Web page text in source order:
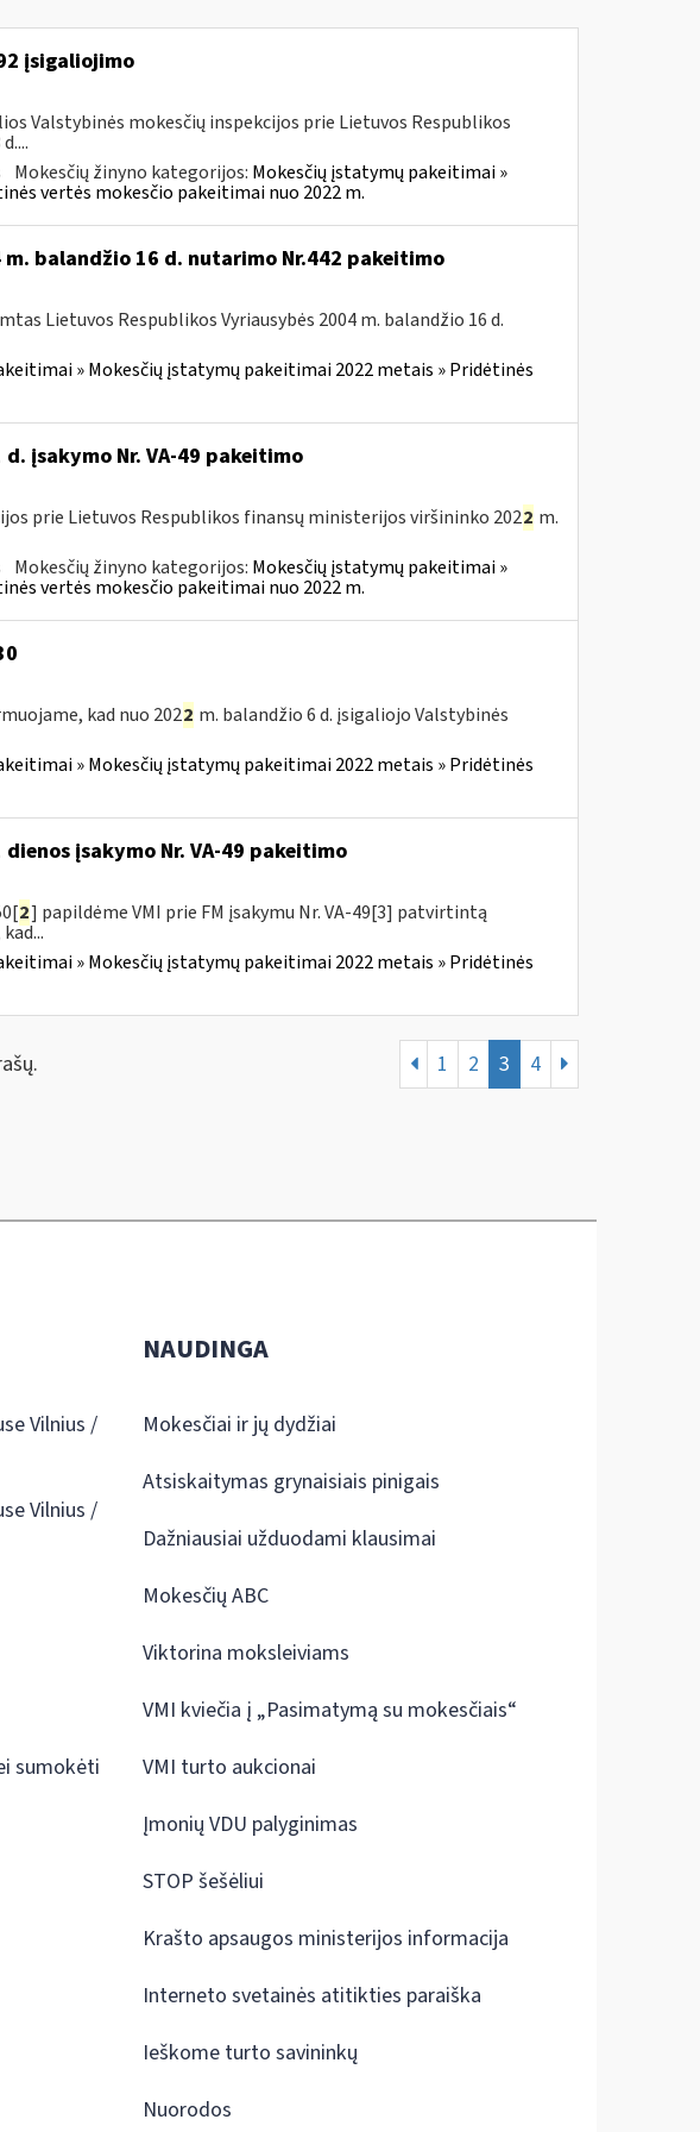
įsigaliojimo
Valstybinės mokesčių inspekcijos prie Lietuvos Respublikos
Mokesčių žinyno kategorijos: Mokesčių įstatymų pakeitimai »
vertės mokesčio pakeitimai nuo 2022 m.
balandžio 16 d. nutarimo Nr.442 pakeitimo
Lietuvos Respublikos Vyriausybės 2004 m. balandžio 16 d.
» Mokesčių įstatymų pakeitimai 2022 metais » Pridėtinės
įsakymo Nr. VA-49 pakeitimo
prie Lietuvos Respublikos finansų ministerijos viršininko 2022 m.
Mokesčių žinyno kategorijos: Mokesčių įstatymų pakeitimai »
vertės mokesčio pakeitimai nuo 2022 m.
kad nuo 2022 m. balandžio 6 d. įsigaliojo Valstybinės
» Mokesčių įstatymų pakeitimai 2022 metais » Pridėtinės
įsakymo Nr. VA-49 pakeitimo
2] papildėme VMI prie FM įsakymu Nr. VA-49[3] patvirtintą
» Mokesčių įstatymų pakeitimai 2022 metais » Pridėtinės
1 2 3 4
Vilnius /
Vilnius /
sumokėti
NAUDINGA
Mokesčiai ir jų dydžiai
Atsiskaitymas grynaisiais pinigais
Dažniausiai užduodami klausimai
Mokesčių ABC
Viktorina moksleiviams
VMI kviečia į „Pasimatymą su mokesčiais“
VMI turto aukcionai
Įmonių VDU palyginimas
STOP šešėliui
Krašto apsaugos ministerijos informacija
Interneto svetainės atitikties paraiška
Ieškome turto savininkų
Nuorodos